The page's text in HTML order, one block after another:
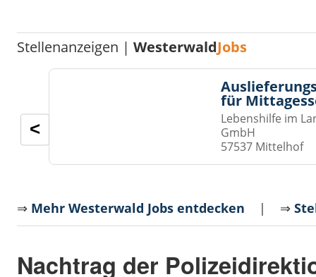
Stellenanzeigen |WesterwaldJobs
für
Lebenshilfe im
GmbH
57537 Mittelhof
<
⇒ Mehr Westerwald Jobs entdecken | ⇒
Nachtrag der